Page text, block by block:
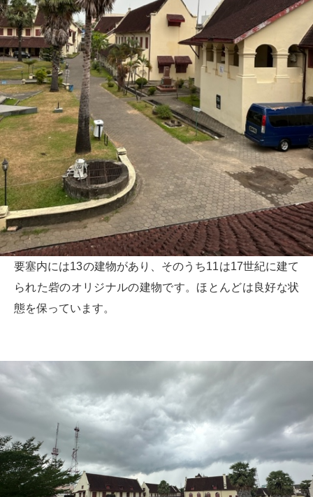
要塞内には13の建物があり、そのうち11は17世紀に建て
られた砦のオリジナルの建物です。ほとんどは良好な状
態を保っています。